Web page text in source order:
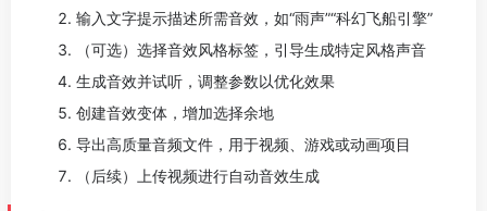
输入文字提示描述所需音效，如“雨声”“科幻飞船引擎”
（可选）选择音效风格标签，引导生成特定风格声音
生成音效并试听，调整参数以优化效果
创建音效变体，增加选择余地
导出高质量音频文件，用于视频、游戏或动画项目
（后续）上传视频进行自动音效生成